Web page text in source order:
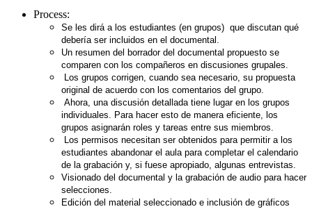
Process:
Se les dirá a los estudiantes (en grupos) que discutan qué
debería ser incluidos en el documental.
Un resumen del borrador del documental propuesto se
comparen con los compañeros en discusiones grupales.
Los grupos corrigen, cuando sea necesario, su propuesta
original de acuerdo con los comentarios del grupo.
Ahora, una discusión detallada tiene lugar en los grupos
individuales. Para hacer esto de manera eficiente, los
grupos asignarán roles y tareas entre sus miembros.
Los permisos necesitan ser obtenidos para permitir a los
estudiantes abandonar el aula para completar el calendario
de la grabación y, si fuese apropiado, algunas entrevistas.
Visionado del documental y la grabación de audio para hacer
selecciones.
Edición del material seleccionado e inclusión de gráficos